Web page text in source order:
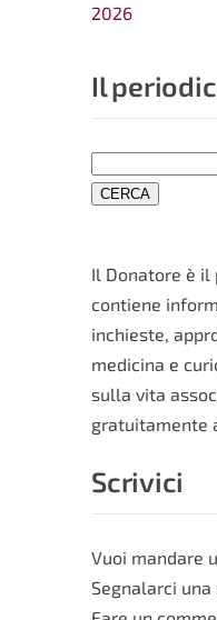
2026
Il
Il Donatore è il
contiene
inchieste,
medicina e
sulla vita
gratuitamente
Scrivici
Vuoi mandare
Segnalarci